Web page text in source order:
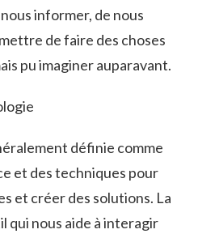
informer, de nous
de faire des choses
pu imaginer auparavant.
définie comme
et des techniques pour
et créer des solutions. La
qui nous aide à interagir